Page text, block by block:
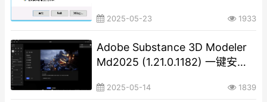
2025-05-23 1933
Adobe Substance 3D Modeler
Md2025 (1.21.0.1182) 一键安装
2025-05-14 1839